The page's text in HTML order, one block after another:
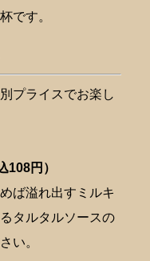
です。
プライスでお楽し
円）
溢れ出すミルキ
タルタルソースの
い。